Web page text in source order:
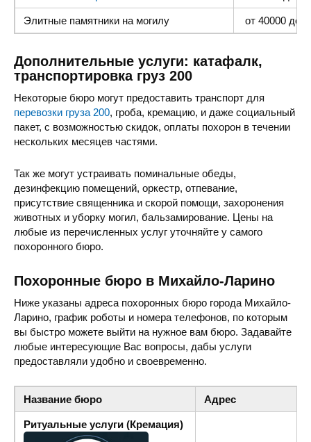
Элитные памятники на могилу от 40000 до
Дополнительные услуги: катафалк,
транспортировка груз 200
Некоторые бюро могут предоставить транспорт для
перевозки груза 200, гроба, кремацию, и даже социальный
пакет, с возможностью скидок, оплаты похорон в течении
нескольких месяцев частями.
Так же могут устраивать поминальные обеды,
дезинфекцию помещений, оркестр, отпевание,
присутствие священника и скорой помощи, захоронения
животных и уборку могил, бальзамирование. Цены на
любые из перечисленных услуг уточняйте у самого
похоронного бюро.
Похоронные бюро в Михайло-Ларино
Ниже указаны адреса похоронных бюро города Михайло-
Ларино, график роботы и номера телефонов, по которым
вы быстро можете выйти на нужное вам бюро. Задавайте
любые интересующие Вас вопросы, дабы услуги
предоставляли удобно и своевременно.
Название бюро Адрес
Ритуальные услуги (Кремация)